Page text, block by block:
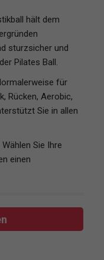
hält dem
sturzsicher und
Pilates Ball.
für
Rücken, Aerobic,
Sie in allen
Sie Ihre
einen